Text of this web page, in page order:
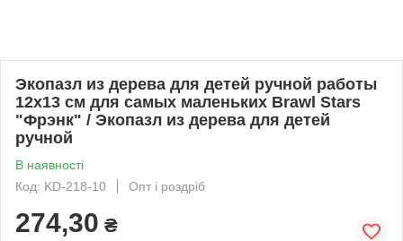
Экопазл из дерева для детей ручной работы
12х13 см для самых маленьких Brawl Stars
"Фрэнк" / Экопазл из дерева для детей
ручной
В наявності
Код: KD-218-10
Опт і роздріб
274,30 ₴